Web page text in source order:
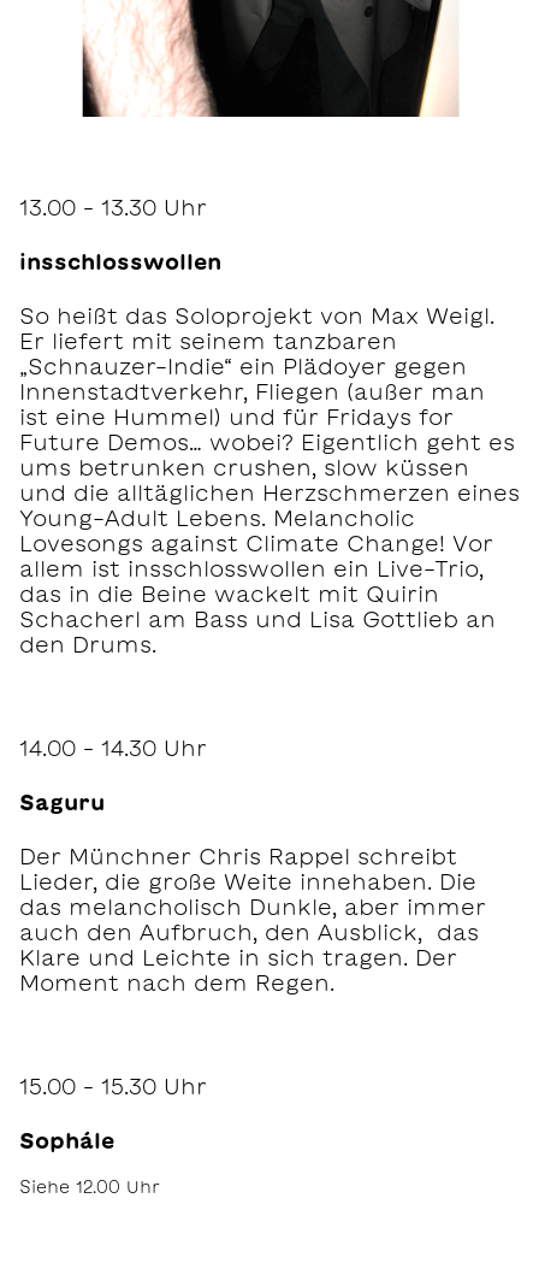
13.00 – 13.30 Uhr
insschlosswollen
So heißt das Soloprojekt von Max Weigl.
Er liefert mit seinem tanzbaren
„Schnauzer-Indie“ ein Plädoyer gegen
Innenstadtverkehr, Fliegen (außer man
ist eine Hummel) und für Fridays for
Future Demos… wobei? Eigentlich geht es
ums betrunken crushen, slow küssen
und die alltäglichen Herzschmerzen eines
Young-Adult Lebens. Melancholic
Lovesongs against Climate Change! Vor
allem ist insschlosswollen ein Live-Trio,
das in die Beine wackelt mit Quirin
Schacherl am Bass und Lisa Gottlieb an
den Drums.
14.00 – 14.30 Uhr
Saguru
Der Münchner Chris Rappel schreibt
Lieder, die große Weite innehaben. Die
das melancholisch Dunkle, aber immer
auch den Aufbruch, den Ausblick, das
Klare und Leichte in sich tragen. Der
Moment nach dem Regen.
15.00 – 15.30 Uhr
Sophále
Siehe 12.00 Uhr